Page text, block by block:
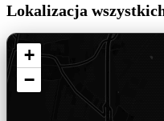
Lokalizacja
+
−